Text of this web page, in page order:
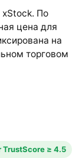
xStock. По
цена для
на
торговом
TrustScore ≥ 4.5